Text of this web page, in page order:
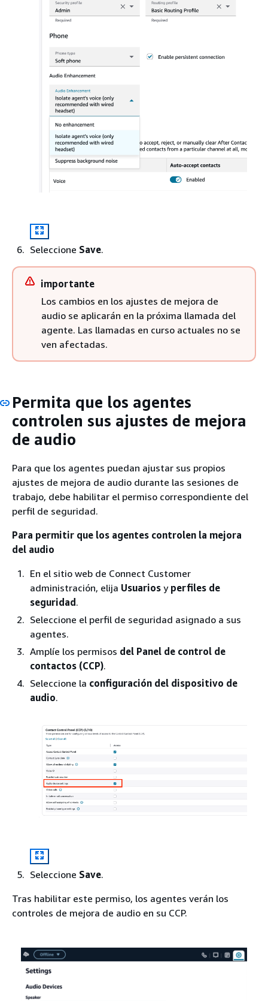
Seleccione Save.
importante
Los cambios en los ajustes de mejora de
audio se aplicarán en la próxima llamada del
agente. Las llamadas en curso actuales no se
ven afectadas.
Permita que los agentes
controlen sus ajustes de mejora
de audio
Para que los agentes puedan ajustar sus propios
ajustes de mejora de audio durante las sesiones de
trabajo, debe habilitar el permiso correspondiente del
perfil de seguridad.
Para permitir que los agentes controlen la mejora
del audio
En el sitio web de Connect Customer
administración, elija Usuarios y perfiles de
seguridad.
Seleccione el perfil de seguridad asignado a sus
agentes.
Amplíe los permisos del Panel de control de
contactos (CCP).
Seleccione la configuración del dispositivo de
audio.
Seleccione Save.
Tras habilitar este permiso, los agentes verán los
controles de mejora de audio en su CCP.